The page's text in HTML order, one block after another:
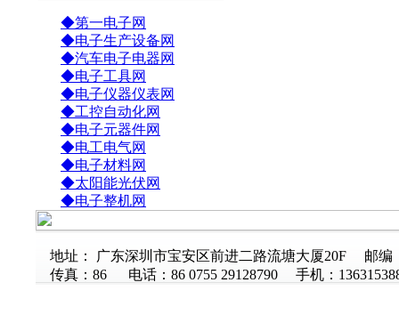
◆第一电子网
◆电子生产设备网
◆汽车电子电器网
◆电子工具网
◆电子仪器仪表网
◆工控自动化网
◆电子元器件网
◆电工电气网
◆电子材料网
◆太阳能光伏网
◆电子整机网
地址： 广东深圳市宝安区前进二路流塘大厦20F 邮编
传真：86 电话：86 0755 29128790 手机：